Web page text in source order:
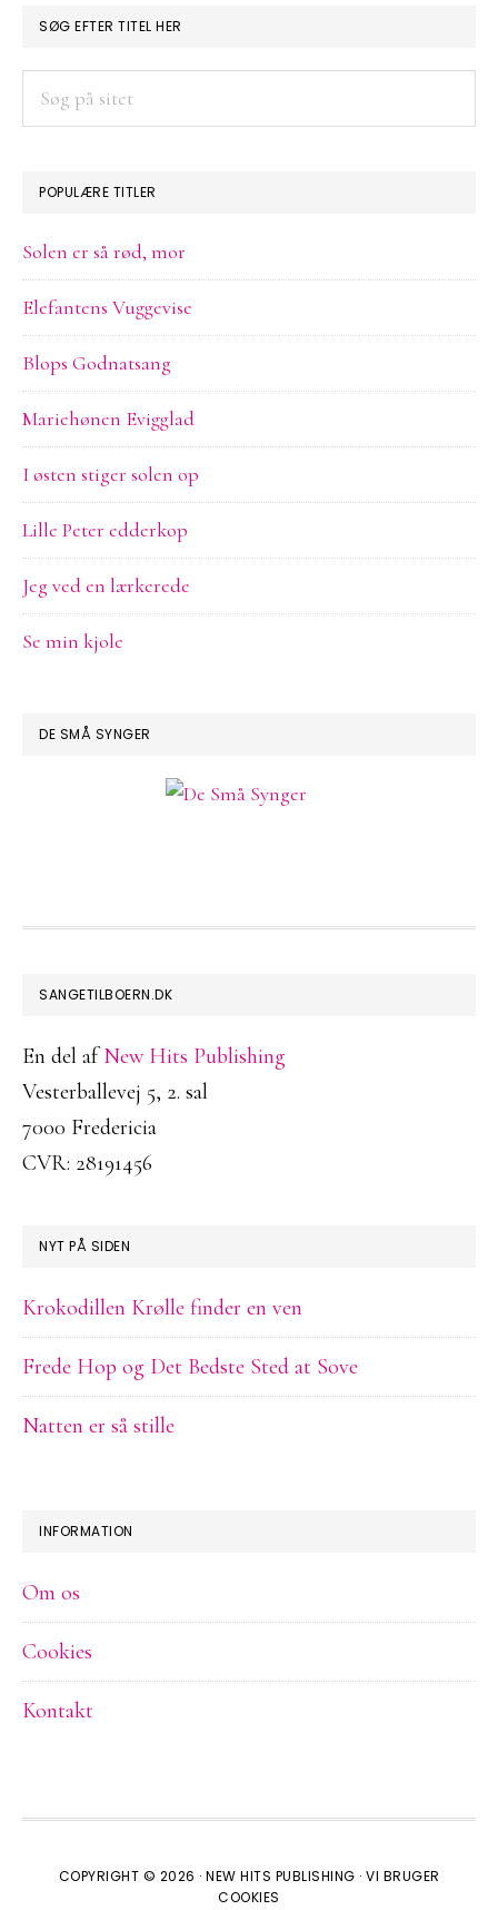
PRIMÆR
SIDEBAR
SØG EFTER TITEL HER
POPULÆRE TITLER
Solen er så rød, mor
Elefantens Vuggevise
Blops Godnatsang
Mariehønen Evigglad
I østen stiger solen op
Lille Peter edderkop
Jeg ved en lærkerede
Se min kjole
DE SMÅ SYNGER
FOOTER
SANGETILBOERN.DK
En del afNew Hits Publishing
Vesterballevej 5, 2. sal
7000 Fredericia
CVR: 28191456
NYT PÅ SIDEN
Krokodillen Krølle finder en ven
Frede Hop og Det Bedste Sted at Sove
Natten er så stille
INFORMATION
Om os
Cookies
Kontakt
COPYRIGHT © 2026 · NEW HITS PUBLISHING · VI BRUGER
COOKIES